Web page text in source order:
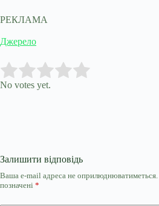
РЕКЛАМА
Джерело
Rate this item:
No votes yet.
Залишити відповідь
Ваша e-mail адреса не оприлюднюватиметься.
позначені *